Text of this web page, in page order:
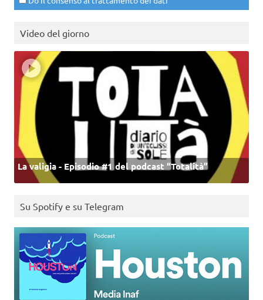
Video del giorno
La valigia - Episodio #1 del podcast “Totalità”
Su Spotify e su Telegram